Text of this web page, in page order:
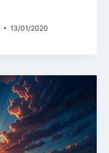
13/01/2020